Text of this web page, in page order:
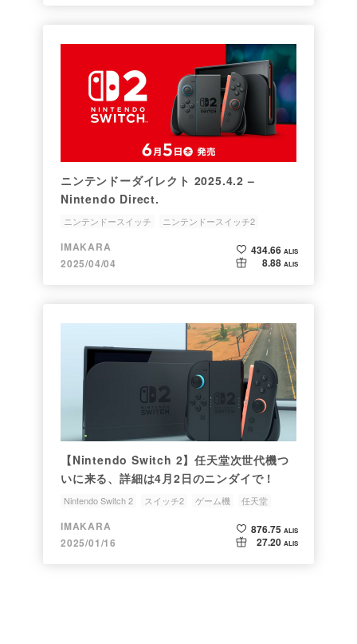
ニンテンドーダイレクト 2025.4.2 –
Nintendo Direct.
ニンテンドースイッチ
ニンテンドースイッチ2
Nintendo Switch
IMAKARA
2025/04/04
434.66 ALIS
8.88 ALIS
【Nintendo Switch 2】任天堂次世代機つ
いに来る、詳細は4月2日のニンダイで！
Nintendo Switch 2 スイッチ2 ゲーム機
任天堂
次世代機
IMAKARA
2025/01/16
876.75 ALIS
27.20 ALIS